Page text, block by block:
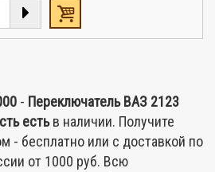
- Переключатель ВАЗ 2123
естьв наличии. Получите
- бесплатно или с доставкой по
от 1000 руб. Всю